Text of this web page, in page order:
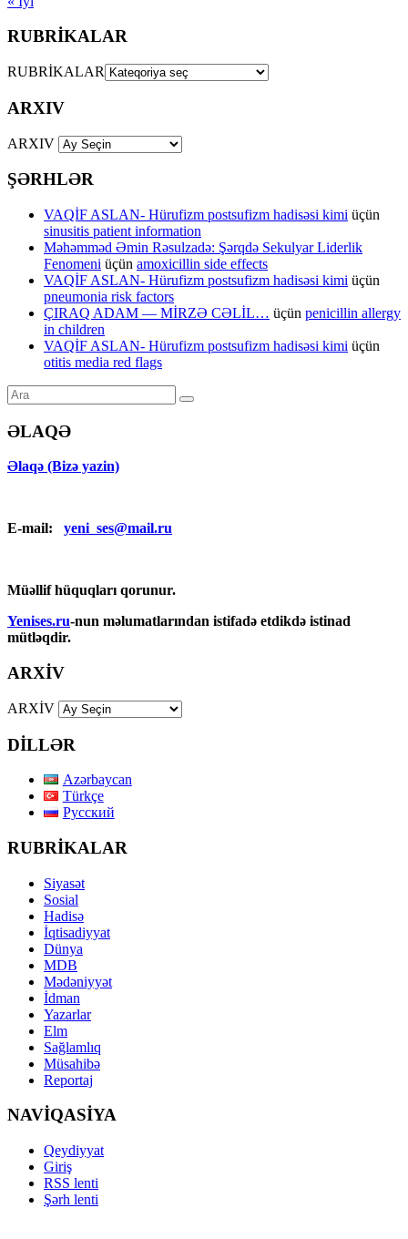
RUBRİKALAR
RUBRİKALAR
ARXIV
ARXIV
ŞƏRHLƏR
VAQİF ASLAN- Hürufizm postsufizm hadisəsi kimi üçün
sinusitis patient information
Məhəmməd Əmin Rəsulzadə: Şərqdə Sekulyar Liderlik
Fenomeni üçün amoxicillin side effects
VAQİF ASLAN- Hürufizm postsufizm hadisəsi kimi üçün
pneumonia risk factors
ÇIRAQ ADAM — MİRZƏ CƏLİL… üçün penicillin allergy
in children
VAQİF ASLAN- Hürufizm postsufizm hadisəsi kimi üçün
otitis media red flags
ƏLAQƏ
Əlaqə (Bizə yazin)
E-mail: yeni_ses@mail.ru
Müəllif hüquqları qorunur.
Yenises.ru-nun məlumatlarından istifadə etdikdə istinad
mütləqdir.
ARXİV
ARXİV
DİLLƏR
Azərbaycan
Türkçe
Русский
RUBRİKALAR
Siyasət
Sosial
Hadisə
İqtisadiyyat
Dünya
MDB
Mədəniyyət
İdman
Yazarlar
Elm
Sağlamlıq
Müsahibə
Reportaj
NAVİQASİYA
Qeydiyyat
Giriş
RSS lenti
Şərh lenti